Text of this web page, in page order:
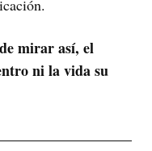
mirar así, el
ni la vida su